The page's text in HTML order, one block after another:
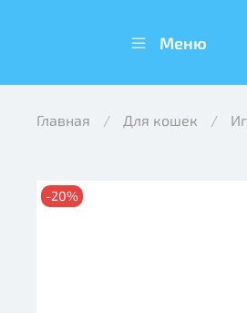
Меню
Главная Для кошек
-20%